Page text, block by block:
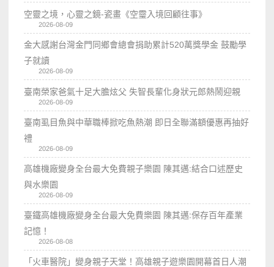
空靈之境，心靈之鏡-瓷畫《空𩆜入境回顧往事》
2026-08-09
金大感謝台灣金門同鄉會總會捐助累計520萬獎學金 鼓勵學
子就讀
2026-08-09
臺南榮家爸氣十足大膽炫父 失智長輩化身狀元郎熱鬧迎親
2026-08-09
臺南虱目魚與中華職棒掀吃魚熱潮 即日全聯滿額優惠再抽好
禮
2026-08-09
高雄機廠變身全台最大免費親子樂園 陳其邁:結合口述歷史
與水樂園
2026-08-09
臺鐵高雄機廠變身全台最大免費樂園 陳其邁:保存百年產業
記憶！
2026-08-08
「火車醫院」變身親子天堂！高雄親子遊樂園開幕首日人潮